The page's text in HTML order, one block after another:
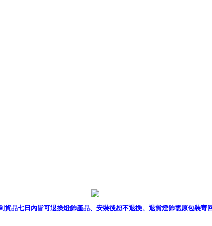
貨品七日內皆可退換燈飾產品、安裝後恕不退換、退貨燈飾需原包裝寄